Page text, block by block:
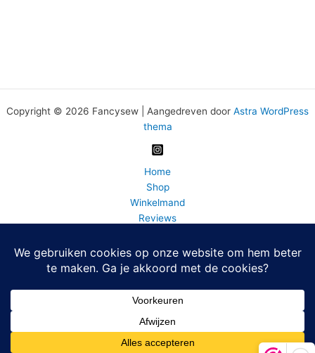
Copyright © 2026 Fancysew | Aangedreven door Astra WordPress
thema
Home
Shop
Winkelmand
Reviews
BLOG
FAQ
Fancy Sew info en contact
Home
0 artikelen